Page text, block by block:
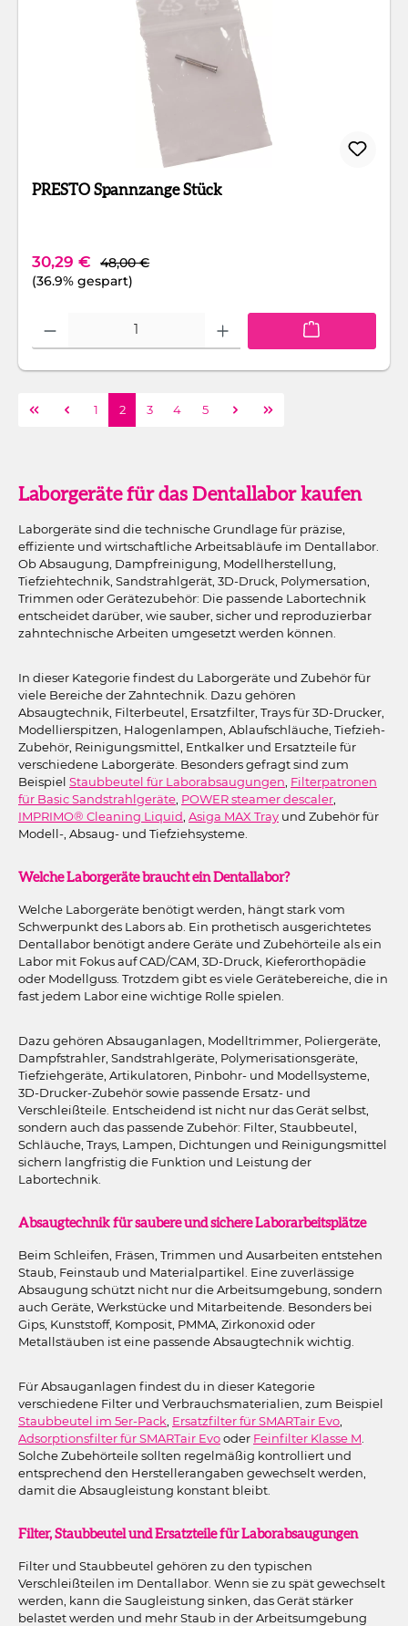
PRESTO Spannzange Stück
Verkaufspreis:
30,29 € Regulärer Preis:
48,00 €
(36.9% gespart)
Produkt Anzahl: Gib den gewünschten Wert ein oder benutze die
Seite
1 Seite
2 Seite
3 Seite
4 Seite
5
Laborgeräte für das Dentallabor kaufen
Laborgeräte sind die technische Grundlage für präzise,
effiziente und wirtschaftliche Arbeitsabläufe im Dentallabor.
Ob Absaugung, Dampfreinigung, Modellherstellung,
Tiefziehtechnik, Sandstrahlgerät, 3D-Druck, Polymersation,
Trimmen oder Gerätezubehör: Die passende Labortechnik
entscheidet darüber, wie sauber, sicher und reproduzierbar
zahntechnische Arbeiten umgesetzt werden können.
In dieser Kategorie findest du Laborgeräte und Zubehör für
viele Bereiche der Zahntechnik. Dazu gehören
Absaugtechnik, Filterbeutel, Ersatzfilter, Trays für 3D-Drucker,
Modellierspitzen, Halogenlampen, Ablaufschläuche, Tiefzieh-
Zubehör, Reinigungsmittel, Entkalker und Ersatzteile für
verschiedene Laborgeräte. Besonders gefragt sind zum
Beispiel Staubbeutel für Laborabsaugungen Filterpatronen
für Basic Sandstrahlgeräte POWER steamer descaler
IMPRIMO® Cleaning Liquid Asiga MAX Tray und Zubehör für
Modell-, Absaug- und Tiefziehsysteme.
Welche Laborgeräte braucht ein Dentallabor?
Welche Laborgeräte benötigt werden, hängt stark vom
Schwerpunkt des Labors ab. Ein prothetisch ausgerichtetes
Dentallabor benötigt andere Geräte und Zubehörteile als ein
Labor mit Fokus auf CAD/CAM, 3D-Druck, Kieferorthopädie
oder Modellguss. Trotzdem gibt es viele Gerätebereiche, die in
fast jedem Labor eine wichtige Rolle spielen.
Dazu gehören Absauganlagen, Modelltrimmer, Poliergeräte,
Dampfstrahler, Sandstrahlgeräte, Polymerisationsgeräte,
Tiefziehgeräte, Artikulatoren, Pinbohr- und Modellsysteme,
3D-Drucker-Zubehör sowie passende Ersatz- und
Verschleißteile. Entscheidend ist nicht nur das Gerät selbst,
sondern auch das passende Zubehör: Filter, Staubbeutel,
Schläuche, Trays, Lampen, Dichtungen und Reinigungsmittel
sichern langfristig die Funktion und Leistung der
Labortechnik.
Absaugtechnik für saubere und sichere Laborarbeitsplätze
Beim Schleifen, Fräsen, Trimmen und Ausarbeiten entstehen
Staub, Feinstaub und Materialpartikel. Eine zuverlässige
Absaugung schützt nicht nur die Arbeitsumgebung, sondern
auch Geräte, Werkstücke und Mitarbeitende. Besonders bei
Gips, Kunststoff, Komposit, PMMA, Zirkonoxid oder
Metallstäuben ist eine passende Absaugtechnik wichtig.
Für Absauganlagen findest du in dieser Kategorie
verschiedene Filter und Verbrauchsmaterialien, zum Beispiel
Staubbeutel im 5er-Pack Ersatzfilter für SMARTair Evo
Adsorptionsfilter für SMARTair Evooder Feinfilter Klasse M
Solche Zubehörteile sollten regelmäßig kontrolliert und
entsprechend den Herstellerangaben gewechselt werden,
damit die Absaugleistung konstant bleibt.
Filter, Staubbeutel und Ersatzteile für Laborabsaugungen
Filter und Staubbeutel gehören zu den typischen
Verschleißteilen im Dentallabor. Wenn sie zu spät gewechselt
werden, kann die Saugleistung sinken, das Gerät stärker
belastet werden und mehr Staub in der Arbeitsumgebung